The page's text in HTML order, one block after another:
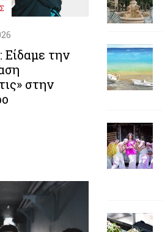
Είδαμε την
στην